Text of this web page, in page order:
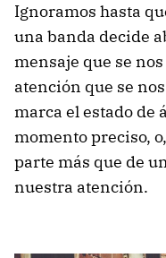
Ignoramos hasta
una banda decide
mensaje que se
atención que se
marca el estado de
momento preciso,
parte más que de
nuestra atención.